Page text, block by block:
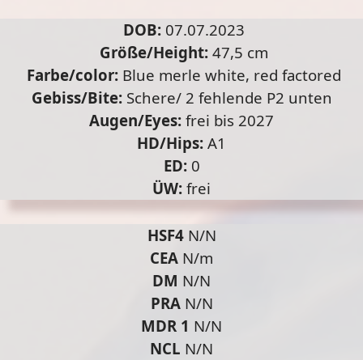
DOB: 07.07.2023
Größe/Height: 47,5 cm
Farbe/color: Blue merle white, red factored
Gebiss/Bite: Schere/ 2 fehlende P2 unten
Augen/Eyes: frei bis 2027
HD/Hips: A1
ED: 0
ÜW: frei
HSF4 N/N
CEA N/m
DM N/N
PRA N/N
MDR 1 N/N
NCL N/N